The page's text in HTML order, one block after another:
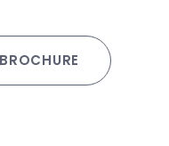
BROCHURE